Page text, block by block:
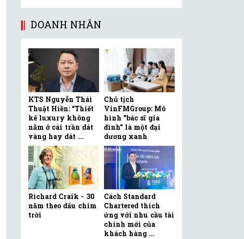
DOANH NHÂN
KTS Nguyễn Thái
Thuật Hiền: “Thiết
kế luxury không
nằm ở cái trần dát
vàng hay dát ...
Chủ tịch
VinFMGroup: Mô
hình "bác sĩ gia
đình" là một đại
dương xanh
Richard Craik - 30
năm theo dấu chim
trời
Cách Standard
Chartered thích
ứng với nhu cầu tài
chính mới của
khách hàng ...